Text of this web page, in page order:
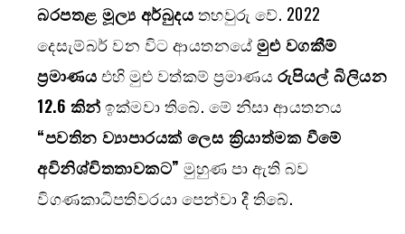
බරපතළ මූල්‍ය අර්බුදයතහවුරු වේ. 2022
දෙසැම්බර් වන විට ආයතනයේමුළු වගකීම්
ප්‍රමාණයඑහි මුළු වත්කම් ප්‍රමාණයරුපියල් බිලියන
12.6 කින්ඉක්මවා තිබේ. මේ නිසා ආයතනය
“පවතින ව්‍යාපාරයක් ලෙස ක්‍රියාත්මක වීමේ
අවිනිශ්චිතතාවකට” මුහුණ පා ඇති බව
විගණකාධිපතිවරයා පෙන්වා දී තිබේ.